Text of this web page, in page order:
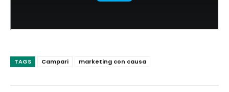
TAGS Campari marketing con causa